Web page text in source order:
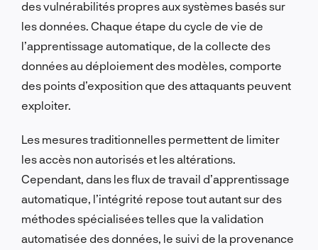
des vulnérabilités propres aux systèmes basés sur
les données. Chaque étape du cycle de vie de
l’apprentissage automatique, de la collecte des
données au déploiement des modèles, comporte
des points d’exposition que des attaquants peuvent
exploiter.
Les mesures traditionnelles permettent de limiter
les accès non autorisés et les altérations.
Cependant, dans les flux de travail d’apprentissage
automatique, l’intégrité repose tout autant sur des
méthodes spécialisées telles que la validation
automatisée des données, le suivi de la provenance